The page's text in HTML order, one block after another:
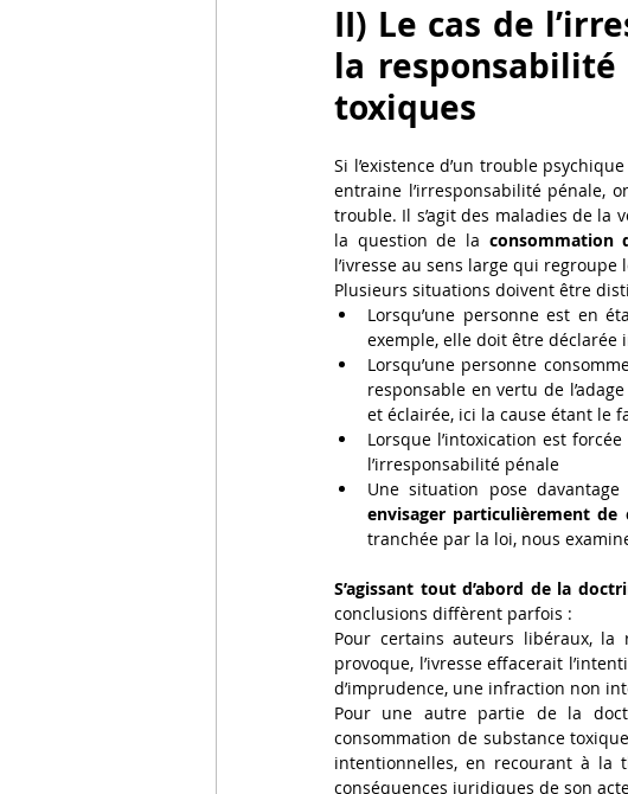
II) Le cas de
la responsabilité
toxiques
Si l’existence d’un trouble
entraine l’irresponsabilité pénale,
trouble. Il s’agit des maladies de la
la question de la consommation
l’ivresse au sens large qui
Plusieurs situations doivent être
Lorsqu’une personne est en
exemple, elle doit être déclarée
Lorsqu’une personne
responsable en vertu de l’adage
et éclairée, ici la cause étant le
Lorsque l’intoxication est
l’irresponsabilité pénale
Une situation pose
envisager particulièrement
tranchée par la loi, nous
S’agissant tout d’abord de la
conclusions diffèrent parfois :
Pour certains auteurs libéraux, la
provoque, l’ivresse effacerait
d’imprudence, une infraction non
Pour une autre partie de la
consommation de substance
intentionnelles, en recourant à la
conséquences juridiques de son